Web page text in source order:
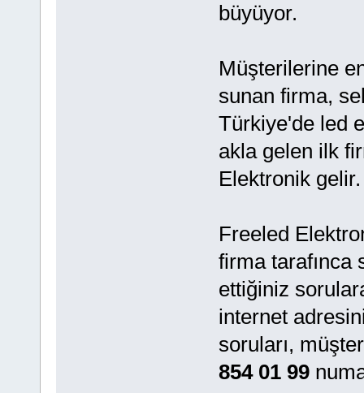
büyüyor.
Müşterilerine
sunan firma,
Türkiye'de led
akla gelen ilk
Elektronik gelir.
Freeled
firma tarafınca
ettiğiniz
internet
soruları,
854 01 99